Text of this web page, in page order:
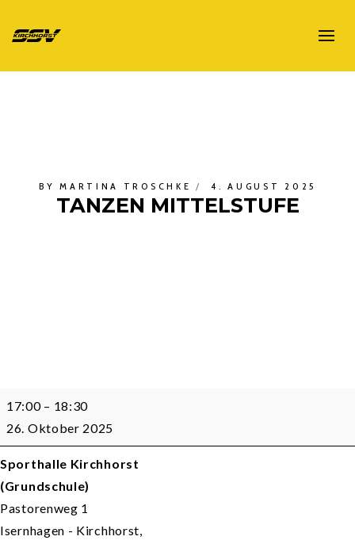
BYMARTINA TROSCHKE 4. AUGUST 2025
TANZEN MITTELSTUFE
Tanzen
Mittelstufe
17:00 – 18:30
26. Oktober 2025
Sporthalle Kirchhorst
(Grundschule)
Pastorenweg 1
Isernhagen - Kirchhorst,